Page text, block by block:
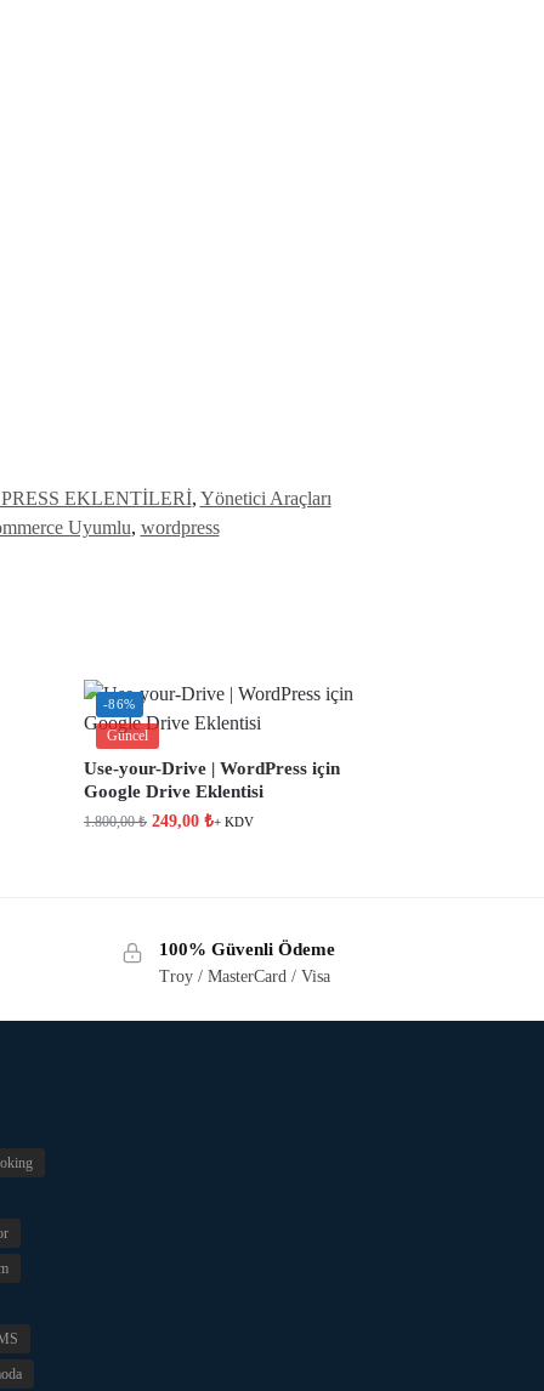
EKLENTİLERİ, Yönetici Araçları
Uyumlu, wordpress
-86%
Güncel
Use-your-Drive | WordPress için
Google Drive Eklentisi
1.800,00₺ 249,00₺+ KDV
100% Güvenli Ödeme
Troy / MasterCard / Visa